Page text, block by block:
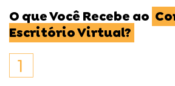
O que Você Recebe ao
Escritório Virtual?
1